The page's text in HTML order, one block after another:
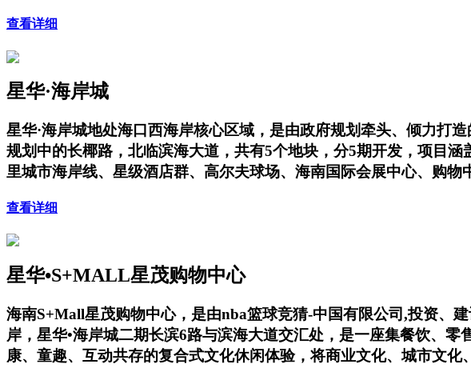
查看详细
星华·海岸城
星华·海岸城地处海口西海岸核心区域，是由政府规划牵头、倾力打
规划中的长椰路，北临滨海大道，共有5个地块，分5期开发，项目
里城市海岸线、星级酒店群、高尔夫球场、海南国际会展中心、购物
查看详细
星华•S+MALL星茂购物中心
海南S+Mall星茂购物中心，是由nba篮球竞猜-中国有限公司,投资、
岸，星华•海岸城二期长滨6路与滨海大道交汇处，是一座集餐饮、
康、童趣、互动共存的复合式文化休闲体验，将商业文化、城市文化